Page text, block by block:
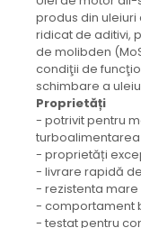
electrice
Burdufuri si cilindri
Role, bucsi si bolturi
BEHRENS
Bolturi - role - bucse
Burdufe si cilindri
Mecanice
Electrice
Hidraulice
produs din
ridicat de aditivi,
de molibden
condiţii de
schimbare a
Proprietăți
- potrivit pentru
- proprietăți
- livrare rapidă
- rezistenta mare
- comportament
- testat pentru